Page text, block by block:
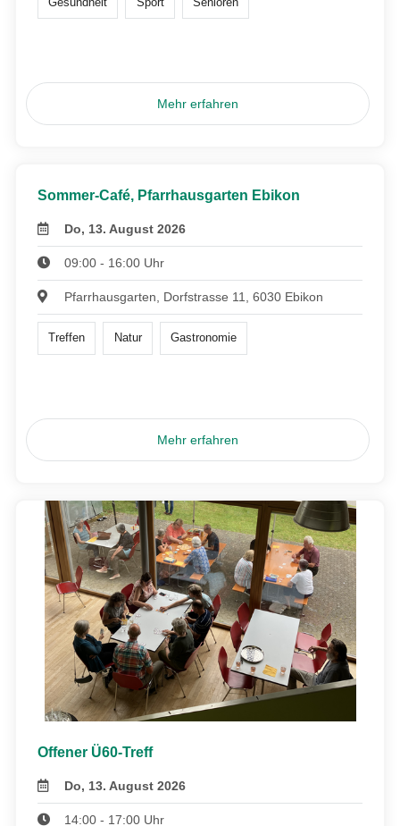
Mehr erfahren
Sommer-Café, Pfarrhausgarten Ebikon
Do, 13. August 2026
09:00 - 16:00 Uhr
Pfarrhausgarten, Dorfstrasse 11, 6030 Ebikon
Treffen Natur Gastronomie
Mehr erfahren
Offener Ü60-Treff
Do, 13. August 2026
14:00 - 17:00 Uhr